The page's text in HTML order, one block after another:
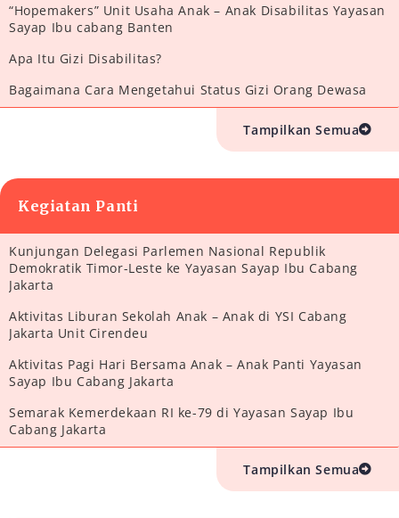
“Hopemakers” Unit Usaha Anak – Anak Disabilitas Yayasan
Sayap Ibu cabang Banten
Apa Itu Gizi Disabilitas?
Bagaimana Cara Mengetahui Status Gizi Orang Dewasa
Tampilkan Semua
Kegiatan Panti
Kunjungan Delegasi Parlemen Nasional Republik
Demokratik Timor-Leste ke Yayasan Sayap Ibu Cabang
Jakarta
Aktivitas Liburan Sekolah Anak – Anak di YSI Cabang
Jakarta Unit Cirendeu
Aktivitas Pagi Hari Bersama Anak – Anak Panti Yayasan
Sayap Ibu Cabang Jakarta
Semarak Kemerdekaan RI ke-79 di Yayasan Sayap Ibu
Cabang Jakarta
Tampilkan Semua